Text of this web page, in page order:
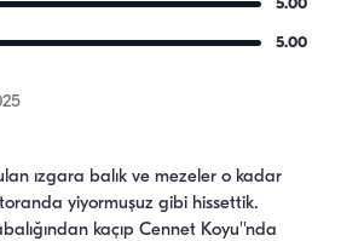
5.00
5.00
ızgara balık ve mezeler o kadar
yiyormuşuz gibi hissettik.
kaçıp Cennet Koyu''nda